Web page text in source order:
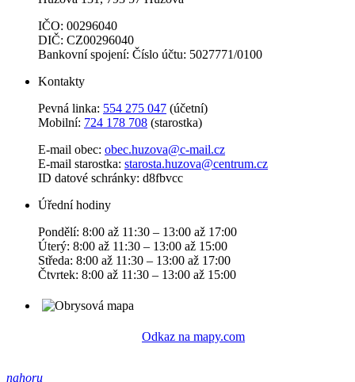
IČO: 00296040
DIČ: CZ00296040
Bankovní spojení: Číslo účtu: 5027771/0100
Kontakty
Pevná linka: 554 275 047 (účetní)
Mobilní: 724 178 708 (starostka)
E-mail obec: obec.huzova@c-mail.cz
E-mail starostka: starosta.huzova@centrum.cz
ID datové schránky: d8fbvcc
Úřední hodiny
Pondělí: 8:00 až 11:30 – 13:00 až 17:00
Úterý: 8:00 až 11:30 – 13:00 až 15:00
Středa: 8:00 až 11:30 – 13:00 až 17:00
Čtvrtek: 8:00 až 11:30 – 13:00 až 15:00
Odkaz na mapy.com
nahoru